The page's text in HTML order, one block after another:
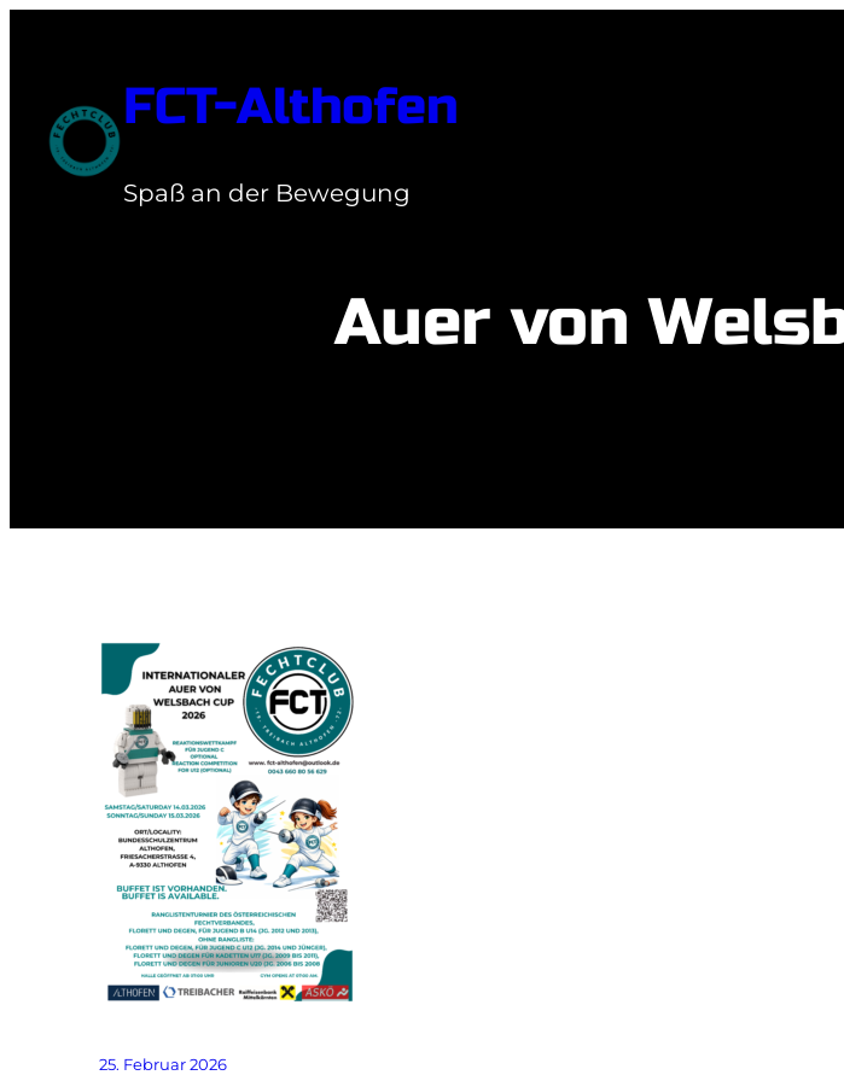
springen FCT-Althofen
Spaß an der Bewegung
Auer von
25. Februar 2026